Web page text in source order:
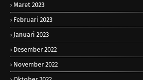
Maret 2023
Februari 2023
Januari 2023
Desember 2022
November 2022